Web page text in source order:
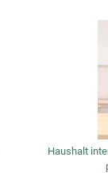
Haushalt